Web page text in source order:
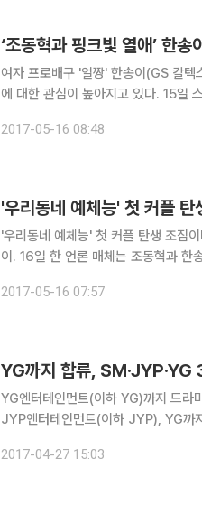
여자 프로배구 '얼짱' 한송이(GS 칼
에 대한 관심이 높아지고 있다. 15일 스포츠동아는 한송이와 조동혁이 지난해 3월 방송한 KBS
은 연예인 배구팀 멤버로, 한송이는
2017-05-16 08:48
'우리동네 예체능' 첫 커플
'우리동네 예체능' 첫 커플 탄생 조짐
이. 16일 한 언론 매체는 조동혁과 한송이가 1년 째 열애 중이라고 밝혔다. 보도에 따르면 조동혁과
다. 한송이는 조동혁보다 7살 연하
2017-05-16 07:57
YG까지 합류, SM·JYP·YG
YG엔터테인먼트(이하 YG)까지 드라
JYP엔터테인먼트(이하 JYP), YG까지 대
YG 관계자는 이날 비즈엔터에 "YG스
2017-04-27 15:03